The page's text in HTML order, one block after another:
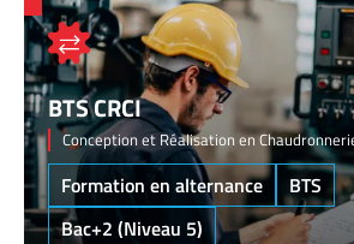
BTS CRCI
Conception et Réalisation en
Formation en alternance
BTS
Bac+2 (Niveau 5)